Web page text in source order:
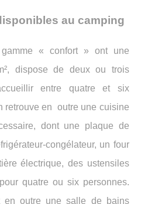
au camping
gamme « confort » ont une
dispose de deux ou trois
entre quatre et six
retrouve en outre une cuisine
dont une plaque de
congélateur, un four
électrique, des ustensiles
quatre ou six personnes.
en outre une salle de bains